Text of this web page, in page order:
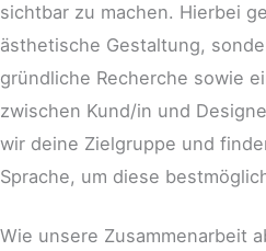
sichtbar zu machen. Hierbei
ästhetische Gestaltung,
gründliche Recherche sowie
zwischen Kund/in und
wir deine Zielgruppe und
Sprache, um diese
Wie unsere Zusammenarbeit